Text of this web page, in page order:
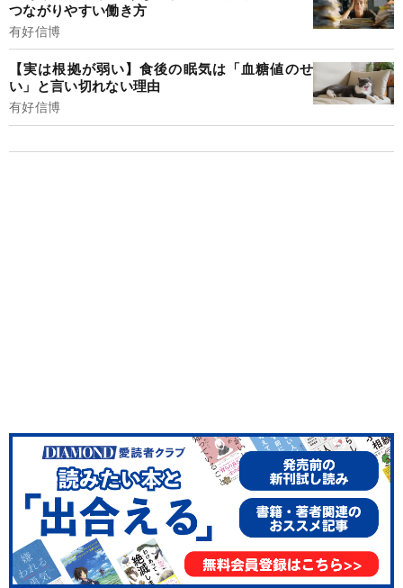
つながりやすい働き方
有好信博
【実は根拠が弱い】食後の眠気は「血糖値のせ
い」と言い切れない理由
有好信博